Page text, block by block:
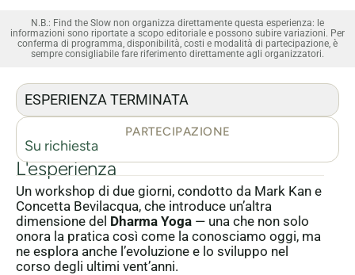
N.B.: Find the Slow non organizza direttamente questa esperienza: le
informazioni sono riportate a scopo editoriale e possono subire variazioni. Per
conferma di programma, disponibilità, costi e modalità di partecipazione, è
sempre consigliabile fare riferimento direttamente agli organizzatori.
L'esperienza
Un workshop di due giorni, condotto da Mark Kan e
Concetta Bevilacqua, che introduce un’altra
dimensione del Dharma Yoga — una che non solo
onora la pratica così come la conosciamo oggi, ma
ne esplora anche l’evoluzione e lo sviluppo nel
corso degli ultimi vent’anni.
ESPERIENZA TERMINATA
Su richiesta
PARTECIPAZIONE